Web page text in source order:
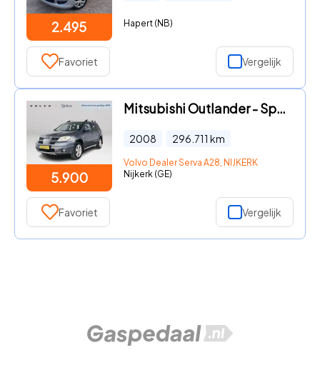
2.495 Hapert (NB)
Favoriet Vergelijk
5.900
Mitsubishi Outlander - Sport 2.4 Intense 4WD | Cruise control
2008 296.711 km
Volvo Dealer Serva A28, NIJKERK
Nijkerk (GE)
Favoriet Vergelijk